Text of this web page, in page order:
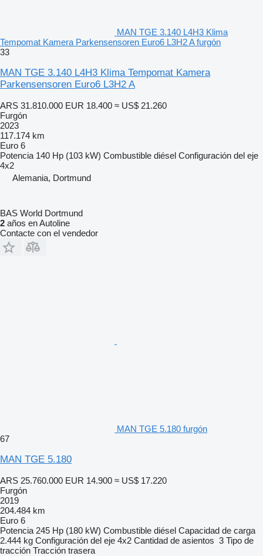
MAN TGE 3.140 L4H3 Klima
Tempomat Kamera Parkensensoren Euro6 L3H2 A furgón
33
MAN TGE 3.140 L4H3 Klima Tempomat Kamera
Parkensensoren Euro6 L3H2 A
ARS 31.810.000 EUR 18.400 ≈ US$ 21.260
Furgón
2023
117.174 km
Euro 6
Potencia 140 Hp (103 kW) Combustible diésel Configuración del eje
4x2
Alemania, Dortmund
BAS World Dortmund
2 años en Autoline
Contacte con el vendedor
MAN TGE 5.180 furgón
67
MAN TGE 5.180
ARS 25.760.000 EUR 14.900 ≈ US$ 17.220
Furgón
2019
204.484 km
Euro 6
Potencia 245 Hp (180 kW) Combustible diésel Capacidad de carga
2.444 kg Configuración del eje 4x2 Cantidad de asientos 3 Tipo de
tracción Tracción trasera